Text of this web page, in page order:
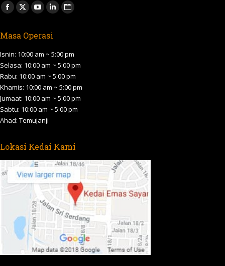
Find us on:
Facebook
opens
in
new
window
X
opens
in
new
window
YouTube
opens
in
new
window
Linkedin
opens
in
new
window
Website
in
new
window
Masa Operasi
Isnin: 10:00 am ~ 5:00 pm
Selasa: 10:00 am ~ 5:00 pm
Rabu: 10:00 am ~ 5:00 pm
Khamis: 10:00 am ~ 5:00 pm
Jumaat: 10:00 am ~ 5:00 pm
Sabtu: 10:00 am ~ 5:00 pm
Ahad: Temujanji
Lokasi Kedai Kami